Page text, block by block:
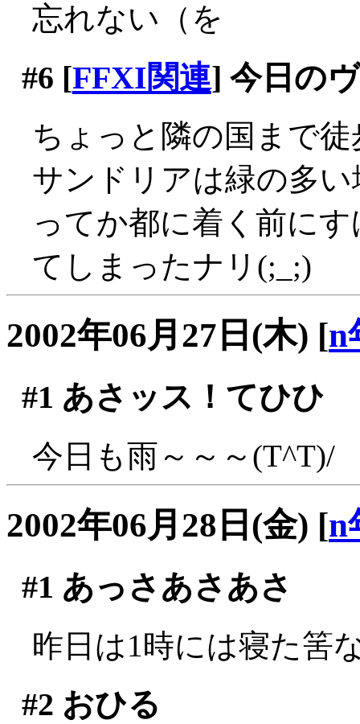
忘れない（を
#6 [FFXI関連] 今日の
ちょっと隣の国まで
サンドリアは緑の多
ってか都に着く前に
てしまったナリ(;_;)
2002年06月27日(木) [n
#1 あさッス！てひひ
今日も雨～～～(T^T)/
2002年06月28日(金) [n
#1 あっさあさあさ
昨日は1時には寝た筈
#2 おひる